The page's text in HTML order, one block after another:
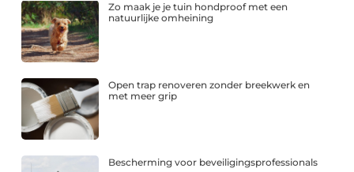
Zo maak je je tuin hondproof met een
natuurlijke omheining
Open trap renoveren zonder breekwerk en
met meer grip
Bescherming voor beveiligingsprofessionals